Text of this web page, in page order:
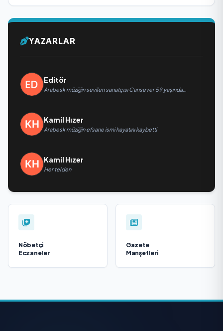
YAZARLAR
Editör
Arabesk müziğin sevilen sanatçısı Cansever 59 yaşında
Kamil Hızer
Arabesk müziğin efsane ismi hayatını kaybetti
Kamil Hızer
Her telden
Nöbetçi
Eczaneler
Gazete
Manşetleri